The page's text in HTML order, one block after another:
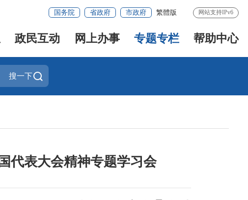
国务院 省政府 市政府 繁體版 网站支持IPv6
政民互动 网上办事 专题专栏 帮助中心
搜一下
代表大会精神专题学习会